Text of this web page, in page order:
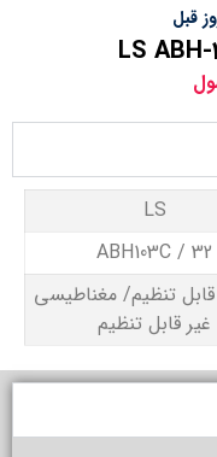
LS
ABH103C / 32
تنظیم/ مغناطیسی
غیر قابل تنظیم